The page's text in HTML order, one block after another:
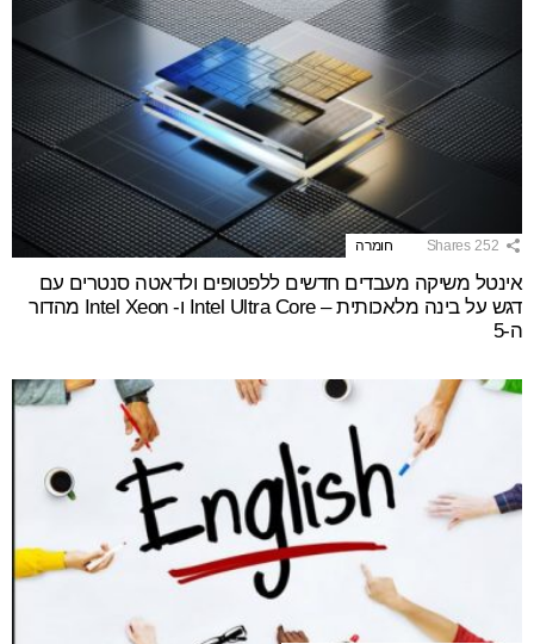
252
Shares חומרה
אינטל משיקה מעבדים חדשים ללפטופים ולדאטה סנטרים עם
דגש על בינה מלאכותית – Intel Ultra Core ו- Intel Xeon מהדור
ה-5